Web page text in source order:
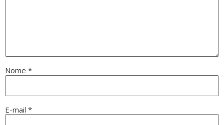
Nome *
E-mail *